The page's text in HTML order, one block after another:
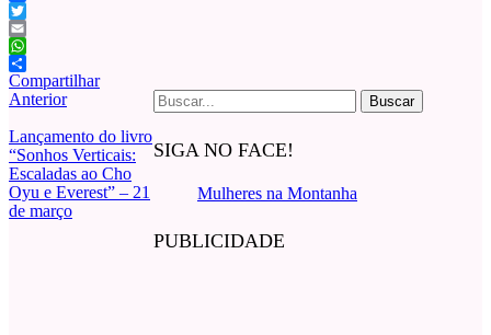
Facebook
Twitter
Email
WhatsApp
Compartilhar
Buscar
por:
SIGA NO FACE!
Mulheres na Montanha
PUBLICIDADE
Anterior
Lançamento do livro
“Sonhos Verticais:
Escaladas ao Cho
Oyu e Everest” – 21
de março